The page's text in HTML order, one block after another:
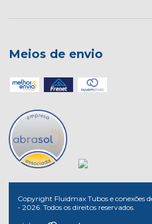
Meios de envio
Copyright Fluidmax Tubos e conexões
- 2026. Todos os direitos reservados.